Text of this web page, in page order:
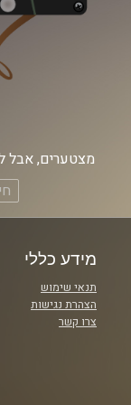
מצטערים, אבל
מידע כללי
תנאי שימוש
הצהרת נגישות
צרו קשר